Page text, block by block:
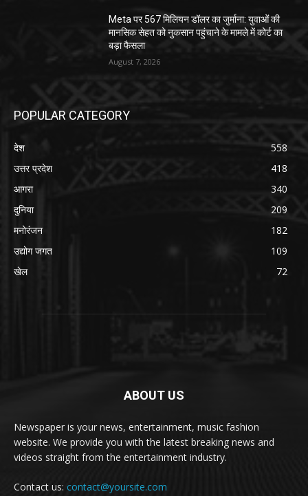
Meta पर 567 मिलियन डॉलर का जुर्माना: युवाओं की
मानसिक सेहत को नुकसान पहुंचाने के मामले में कोर्ट का
बड़ा फैसला
August 7, 2026
POPULAR CATEGORY
देश
558
उत्तर प्रदेश
418
आगरा
340
दुनिया
209
मनोरंजन
182
उद्योग जगत
109
खेल
72
ABOUT US
Newspaper is your news, entertainment, music fashion
website. We provide you with the latest breaking news and
videos straight from the entertainment industry.
Contact us: contact@yoursite.com